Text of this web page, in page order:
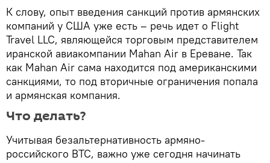
К слову, опыт введения санкций против армянских
компаний у США уже есть – речь идет о Flight
Travel LLC, являющейся торговым представителем
иранской авиакомпании Mahan Air в Ереване. Так
как Mahan Air сама находится под американскими
санкциями, то под вторичные ограничения попала
и армянская компания.
Что делать?
Учитывая безальтернативность армяно-
российского ВТС, важно уже сегодня начинать